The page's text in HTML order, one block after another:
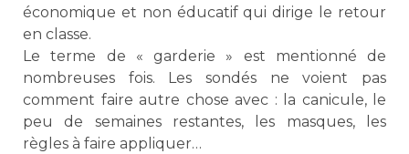
économique et non éducatif qui dirige le retour
en classe.
Le terme de « garderie » est mentionné de
nombreuses fois. Les sondés ne voient pas
comment faire autre chose avec : la canicule, le
peu de semaines restantes, les masques, les
règles à faire appliquer…